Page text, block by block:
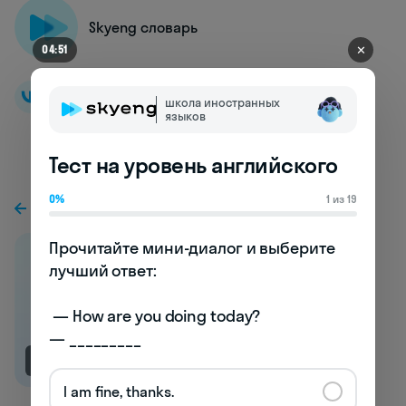
Skyeng словарь
К предыдущей статье
04:44 ✕
школа иностранных
языков
Тест на уровень английского
0% 1 из 19
Прочитайте мини-диалог и выберите
лучший ответ:
— _________
I am fine, thanks.